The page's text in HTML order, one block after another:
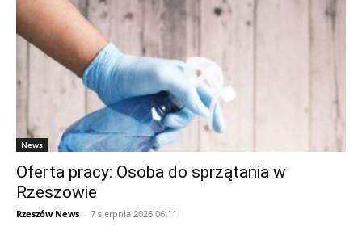
News
Oferta pracy: Osoba do sprzątania w
Rzeszowie
Rzeszów News - 7 sierpnia 2026 06:11